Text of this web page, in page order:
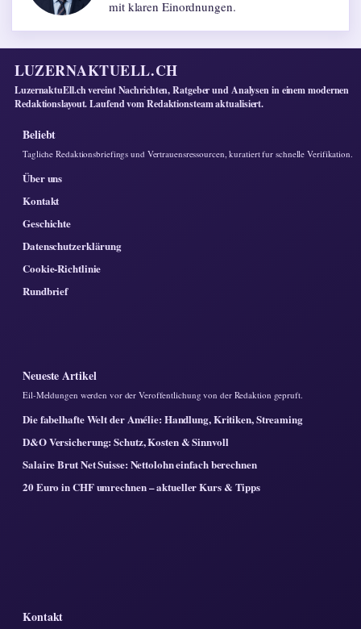
mit klaren Einordnungen.
LUZERNAKTUELL.CH
LuzernaktuEll.ch vereint Nachrichten, Ratgeber und Analysen in einem modernen
Redaktionslayout. Laufend vom Redaktionsteam aktualisiert.
Beliebt
Tagliche Redaktionsbriefings und Vertrauensressourcen, kuratiert fur schnelle Verifikation.
Über uns
Kontakt
Geschichte
Datenschutzerklärung
Cookie-Richtlinie
Rundbrief
Neueste Artikel
Eil-Meldungen werden vor der Veroffentlichung von der Redaktion gepruft.
Die fabelhafte Welt der Amélie: Handlung, Kritiken, Streaming
D&O Versicherung: Schutz, Kosten & Sinnvoll
Salaire Brut Net Suisse: Nettolohn einfach berechnen
20 Euro in CHF umrechnen – aktueller Kurs & Tipps
Kontakt